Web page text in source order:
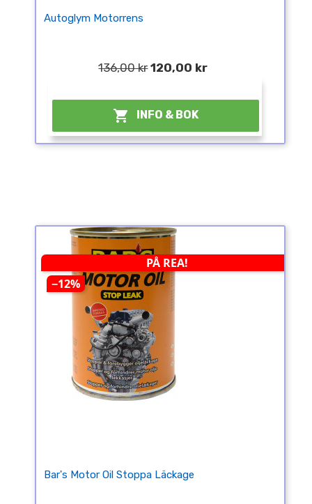
Autoglym Motorrens
136,00 kr 120,00 kr
 INFO & BOK
PÅ REA!
−12%
Bar's Motor Oil Stoppa Läckage